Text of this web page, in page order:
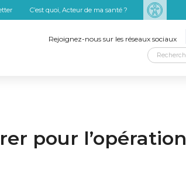
C’est quoi, Acteur de ma santé ?
Schuman
Rejoignez-nous sur les réseaux sociaux
pour l’opération